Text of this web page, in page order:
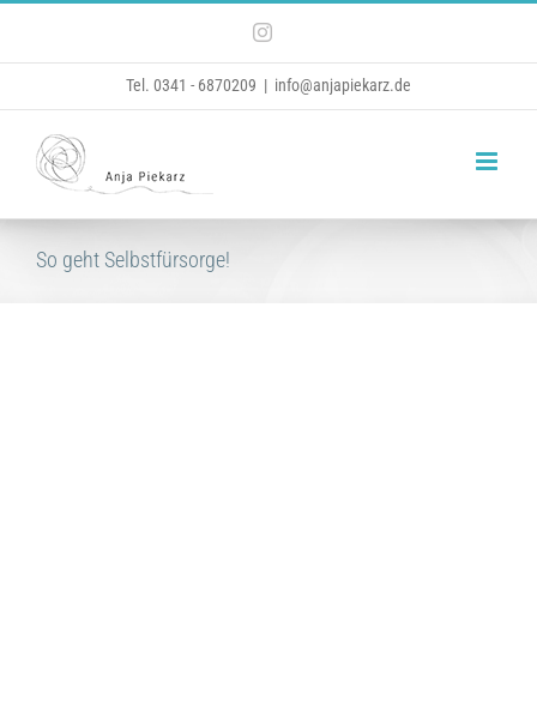
Inhalt
springen
Instagram
Tel. 0341 - 6870209 | info@anjapiekarz.de
So geht Selbstfürsorge!